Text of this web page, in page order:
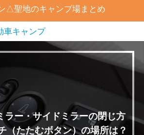
△聖地のキャンプ場まとめ
車キャンプ
ラー・サイドミラーの閉じ方
（たたむボタン）の場所は？